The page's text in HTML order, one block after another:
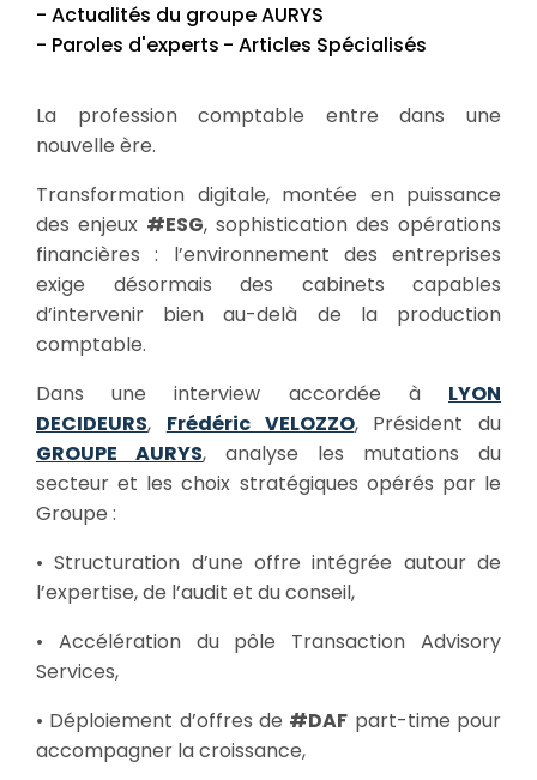
- Actualités du groupe AURYS
- Paroles d'experts - Articles Spécialisés
La profession comptable entre dans une
nouvelle ère.
Transformation digitale, montée en puissance
des enjeux #ESG, sophistication des opérations
financières : l’environnement des entreprises
exige désormais des cabinets capables
d’intervenir bien au-delà de la production
comptable.
Dans une interview accordée à LYON
DECIDEURS, Frédéric VELOZZO, Président du
GROUPE AURYS, analyse les mutations du
secteur et les choix stratégiques opérés par le
Groupe :
• Structuration d’une offre intégrée autour de
l’expertise, de l’audit et du conseil,
• Accélération du pôle Transaction Advisory
Services,
• Déploiement d’offres de #DAF part-time pour
accompagner la croissance,